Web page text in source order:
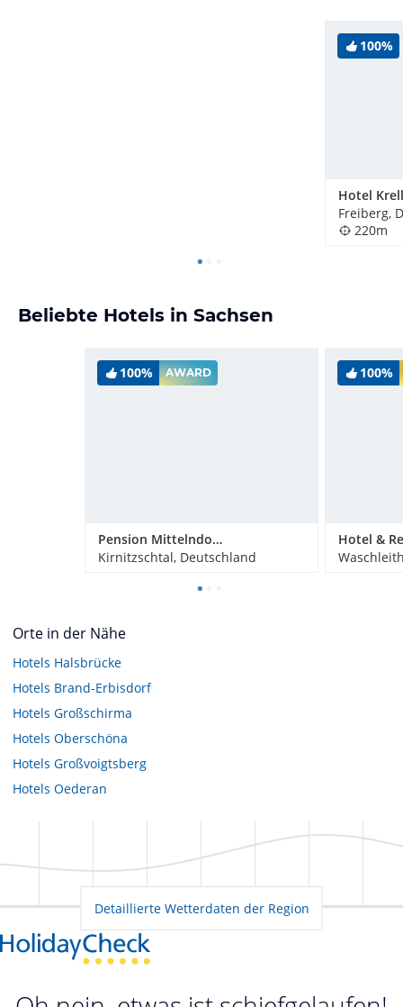
100%
Hotel
Freiberg,
220m
Beliebte Hotels in Sachsen
100% AWARD
Pension Mittelndorfer Mühle
Kirnitzschtal, Deutschland
100%
Orte in der Nähe
Hotels Halsbrücke
Hotels Brand-Erbisdorf
Hotels Großschirma
Hotels Oberschöna
Hotels Großvoigtsberg
Hotels Oederan
Detaillierte Wetterdaten der Region